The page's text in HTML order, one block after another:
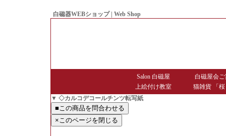
白磁器WEBショップ | Web Shop
Salon 白磁屋
白磁屋会
上絵付け教室
猫雑貨 「
▼ ◇カルコデコールチンツ転写紙